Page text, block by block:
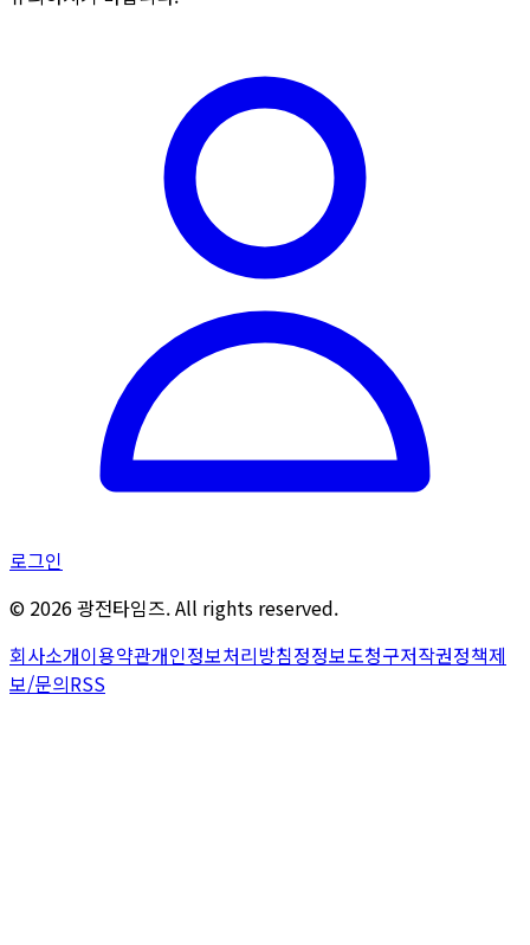
로그인
© 2026광전타임즈. All rights reserved.
회사소개이용약관개인정보처리방침정정보도청구저작권정책제
보/문의RSS